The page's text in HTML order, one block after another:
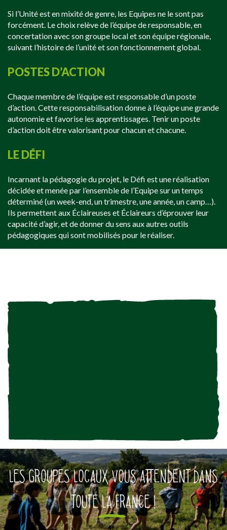
Si l’Unité est en mixité de genre, les Equipes ne le sont pas
forcément. Le choix relève de l’équipe de responsable, en
concertation avec son groupe local et son équipe régionale,
suivant l’histoire de l’unité et son fonctionnement global.
POSTES D’ACTION
Chaque membre de l’équipe est responsable d’un poste
d’action. Cette responsabilisation donne à l’équipe une grande
autonomie et favorise les apprentissages. Tenir un poste
d’action doit être valorisant pour chacun et chacune.
LE DÉFI
Incarnant la pédagogie du projet, le Défi est une réalisation
décidée et menée par l’ensemble de l’Equipe sur un temps
déterminé (un week-end, un trimestre, une année, un camp…).
Ils permettent aux Éclaireuses et Éclaireurs d’éprouver leur
capacité d’agir, et de donner du sens aux autres outils
pédagogiques qui sont mobilisés pour le réaliser.
LA LOI DES ÉCLAIREUSES & ÉCLAIREURS
Une éclaireuse, un éclaireur :
tient parole et ne fais rien à moitié, on peut lui faire confiance
réfléchit avant d’agir, est responsable de ses actes
vit en équipe, apprends à écouter et à partager
développe ses compétences et les mets au service des autres
respecte, connaît et protège la nature
conserve maîtrise de soi et bonne humeur dans les difficultés
LES GROUPES LOCAUX VOUS ATTENDENT DANS
TOUTE LA FRANCE !